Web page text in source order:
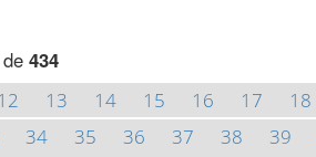
de 434
12 13 14 15 16 17 18
34 35 36 37 38 39